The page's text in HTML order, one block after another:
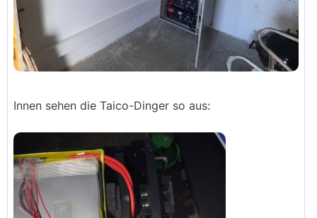
Innen sehen die Taico-Dinger so aus: